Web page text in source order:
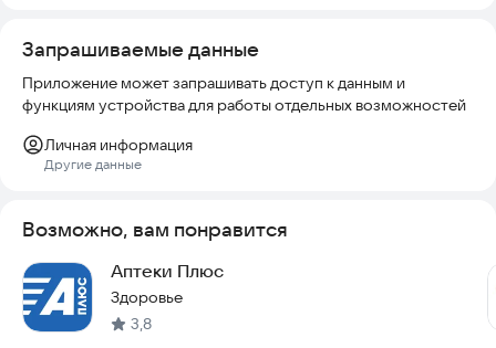
Скачайте приложение прямо сейчас и начните экономить
уже сегодня.
Запрашиваемые данные
Приложение может запрашивать доступ к данным и
функциям устройства для работы отдельных возможностей
Личная информация
Другие данные
Возможно, вам понравится
Аптеки Плюс
Здоровье
3,8